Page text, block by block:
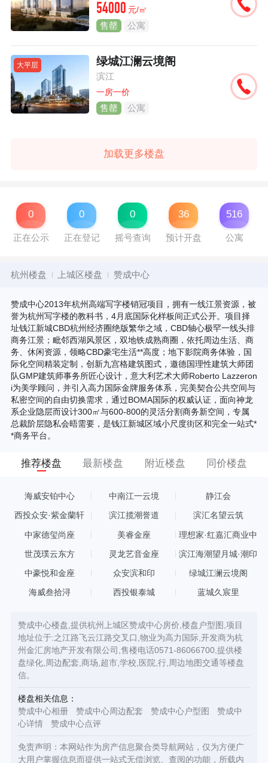
54000 元/㎡
售罄 公寓
大平层 绿城江澜云境阁
滨江
一房一价
售罄 公寓
加载更多楼盘
0
正在公示
0
正在登记
0
摇号查询
36
预计开盘
516
公寓
杭州楼盘 上城区楼盘 赞成中心
赞成中心2013年杭州高端写字楼销冠项目，拥有一线江景资源，被
誉为杭州写字楼的教科书，4月底国际化样板间正式公开。项目择
址钱江新城CBD杭州经济圈绝版繁华之域，CBD轴心极罕一线头排
商务江景；毗邻西湖风景区，双地铁成熟商圈，依托周边生活、商
务、休闲资源，领略CBD豪宅生活**高度；地下影院商务体验，国
际化空间精装定制，创新九宫格建筑图式，邀德国理性建筑大师团
队GMP建筑师事务所匠心设计，意大利艺术大师Roberto Lazzeron
i为美学顾问，并引入高力国际金牌服务体系，完美契合公共空间与
私密空间的自由切换需求，通过BOMA国际的权威认证，面向神龙
系企业隐层而设计300㎡与600-800的灵活分割商务新空间，专属
总裁阶层隐私会晤需要，是钱江新城区域小尺度街区和完全一站式*
*商务平台。
推荐楼盘 最新楼盘 附近楼盘 同价楼盘
海威安铂中心 中南江一云境 静江会
西投众安·紫金蘭轩 滨江揽潮誉道 滨汇名望云筑
中家德玺尚座 美睿金座
理想家·红嘉汇商业中
世茂璞云东方 灵龙艺音金座 滨江海潮望月城·潮印
中豪悦和金座 众安滨和印 绿城江澜云境阁
海威叁拾浔 西投银泰城 蓝城久宸里
赞成中心楼盘,提供杭州上城区赞成中心房价,楼盘户型图,项目
地址位于:之江路飞云江路交叉口,物业为高力国际,开发商为杭
州金汇房地产开发有限公司,售楼电话0571-86066700,提供楼
盘绿化,周边配套,商场,超市,学校,医院,行,周边地图交通等楼盘
信。
楼盘相关信息：
赞成中心相册
赞成中心周边配套 赞成中心户型图
赞成中
心详情
赞成中心点评
免责声明：本网站作为房产信息聚合类导航网站，仅为方便广
大用户掌握信息而提供一站式无偿浏览、查阅的功能，所载内